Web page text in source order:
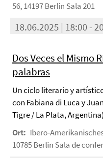
56, 14197 Berlin Sala 201
18.06.2025 | 18:00 -
Dos Veces el Mismo
palabras
Un ciclo literario y
con Fabiana di Luca y
Tigre / La Plata,
Ort: Ibero-
10785 Berlin Sala de